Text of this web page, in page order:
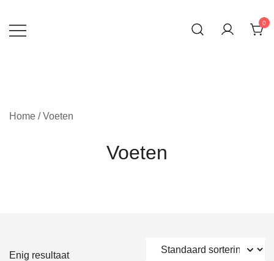
inhoud
0
Home / Voeten
Voeten
Enig resultaat